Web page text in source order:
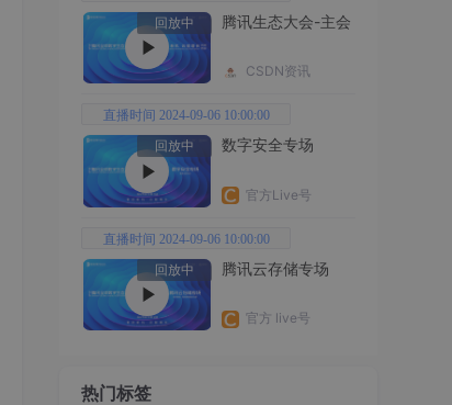
回放中
腾讯生态大会-主会
CSDN资讯
直播时间 2024-09-06 10:00:00
回放中
数字安全专场
官方Live号
直播时间 2024-09-06 10:00:00
回放中
腾讯云存储专场
官方 live号
热门标签